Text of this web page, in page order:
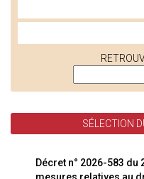
SÉLECTION
Décret n° 2026-583